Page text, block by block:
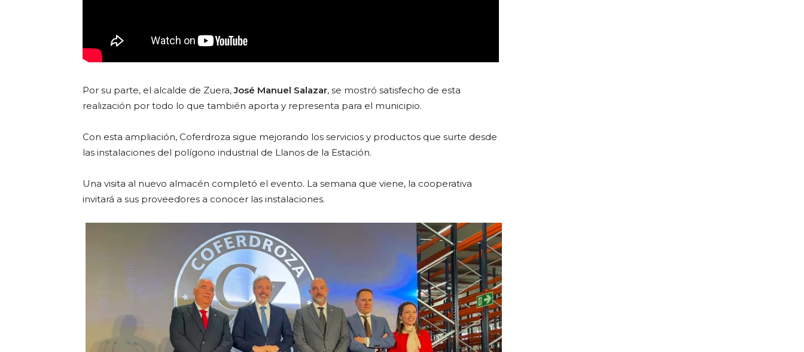
Por su parte, el alcalde de Zuera,José Manuel Salazar, se mostró satisfecho de esta
realización por todo lo que también aporta y representa para el municipio.
Con esta ampliación, Coferdroza sigue mejorando los servicios y productos que surte desde
las instalaciones del polígono industrial de Llanos de la Estación.
Una visita al nuevo almacén completó el evento. La semana que viene, la cooperativa
invitará a sus proveedores a conocer las instalaciones.